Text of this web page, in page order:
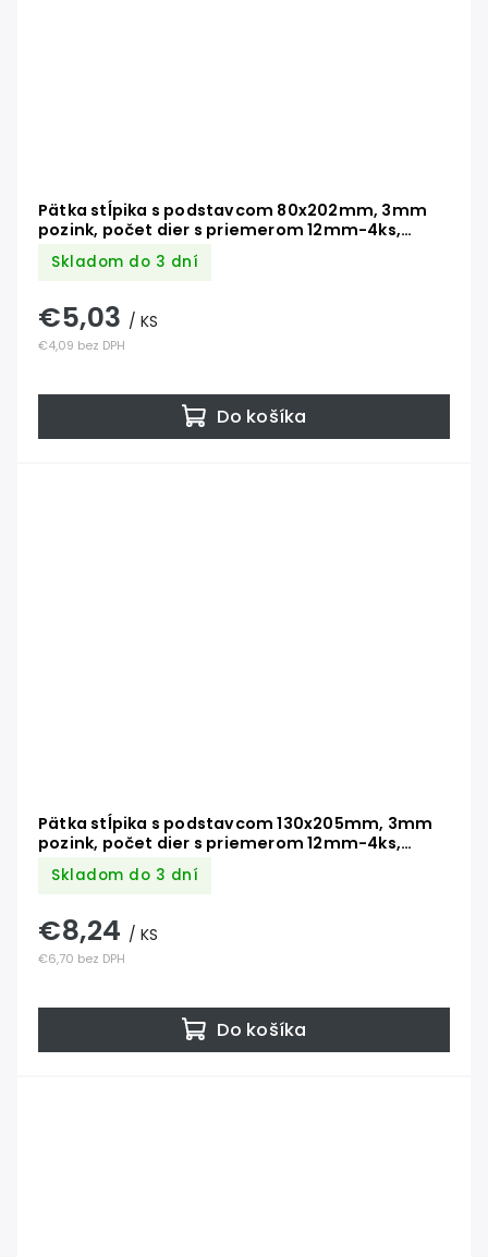
Pätka stĺpika s podstavcom 80x202mm, 3mm
pozink, počet dier s priemerom 12mm-4ks,
počet otvorov 6/4mm-4ks
Skladom do 3 dní
€4,09 bez DPH
€5,03 / KS
Do košíka
Pätka stĺpika s podstavcom 130x205mm, 3mm
pozink, počet dier s priemerom 12mm-4ks,
počet otvorov 6/9mm-4ks
Skladom do 3 dní
€6,70 bez DPH
€8,24 / KS
Do košíka